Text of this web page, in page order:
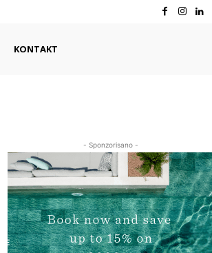
KONTAKT
- Sponzorisano -